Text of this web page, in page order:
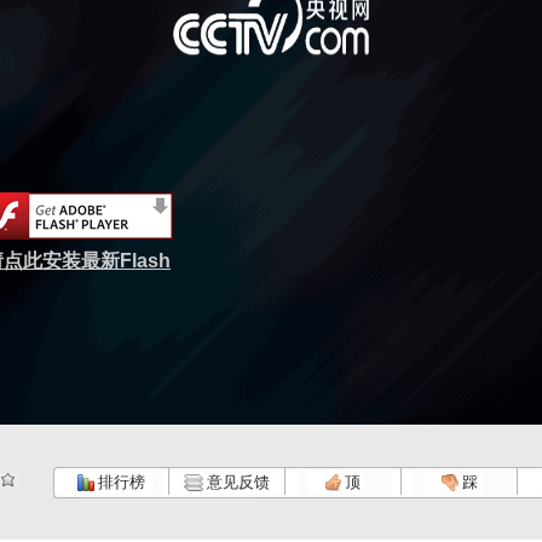
点此安装最新Flash
排行榜 意见反馈 顶 踩